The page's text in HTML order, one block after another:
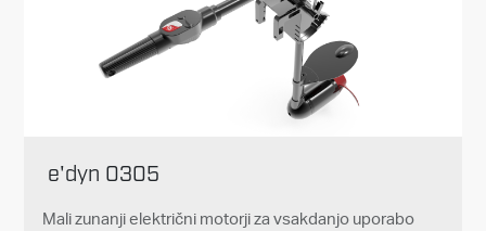
e'dyn 0305
Mali zunanji električni motorji za vsakdanjo uporabo